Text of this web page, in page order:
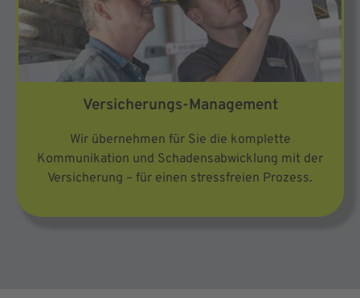
Versicherungs-Management
Wir übernehmen für Sie die komplette
Kommunikation und Schadensabwicklung mit der
Versicherung – für einen stressfreien Prozess.